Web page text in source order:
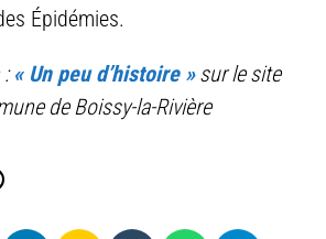
Épidémies.
:« Un peu d’histoire »sur le site
de Boissy-la-Rivière